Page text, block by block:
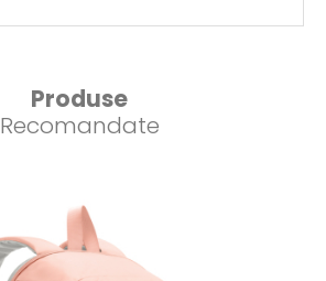
Produse
Recomandate